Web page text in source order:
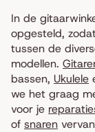
In de
opgesteld,
tussen de
modellen.
bassen, Ukulele
we het graag
voor je
of snaren